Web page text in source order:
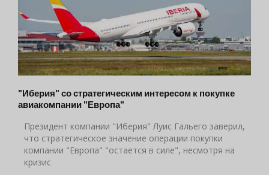
"Иберия" со стратегическим интересом к покупке
авиакомпании "Европа"
Президент компании "Иберия" Луис Гальего заверил,
что стратегическое значение операции покупки
компании "Европа" "остается в силе", несмотря на
кризис